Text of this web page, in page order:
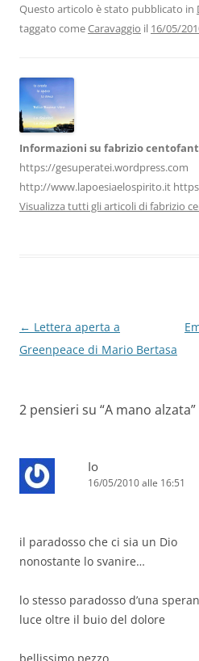
b
o
o
k
dI
n
A
p
a
Questo articolo è stato pubblicato in
taggato comeCaravaggio il 16/05/
Informazioni su fabrizio
https://gesuperatei.wordpress.com
http://www.lapoesiaelospirito.it
Visualizza tutti gli articoli di fabrizio
Navigazione
articolo
← Lettera aperta a
Greenpeace di Mario Bertasa
2 pensieri su “A mano alzata”
Io
16/05/2010 alle 16:51
il paradosso che ci sia un Dio
nonostante lo svanire…
lo stesso paradosso d’una
luce oltre il buio del dolore